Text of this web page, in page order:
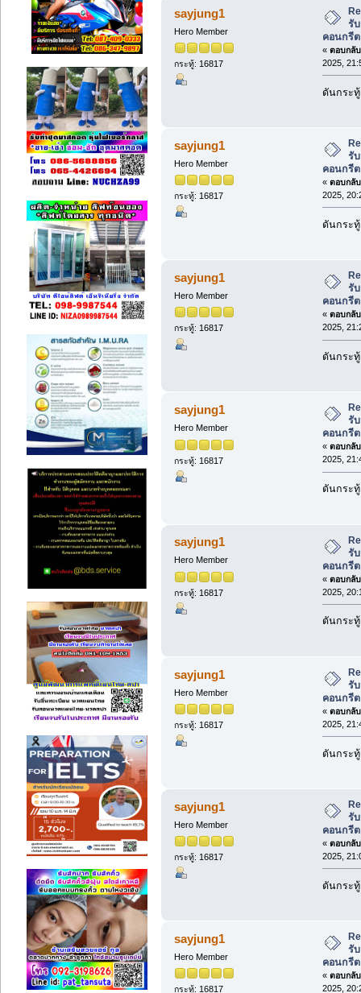
sayjung1
Hero Member
กระทู้: 16817
รับ
คอนกรีต
« ตอบกลั
2025,
ดันกระ
sayjung1
Hero Member
กระทู้: 16817
รับ
คอนกรีต
« ตอบกลั
2025,
ดันกระ
sayjung1
Hero Member
กระทู้: 16817
รับ
คอนกรีต
« ตอบกลั
2025,
ดันกระ
sayjung1
Hero Member
กระทู้: 16817
รับ
คอนกรีต
« ตอบกลั
2025,
ดันกระ
sayjung1
Hero Member
กระทู้: 16817
รับ
คอนกรีต
« ตอบกลั
2025,
ดันกระ
sayjung1
Hero Member
กระทู้: 16817
รับ
คอนกรีต
« ตอบกลั
2025,
ดันกระ
sayjung1
Hero Member
กระทู้: 16817
รับ
คอนกรีต
« ตอบกลั
2025,
ดันกระ
sayjung1
Hero Member
กระทู้: 16817
รับ
คอนกรีต
« ตอบกลั
2025,